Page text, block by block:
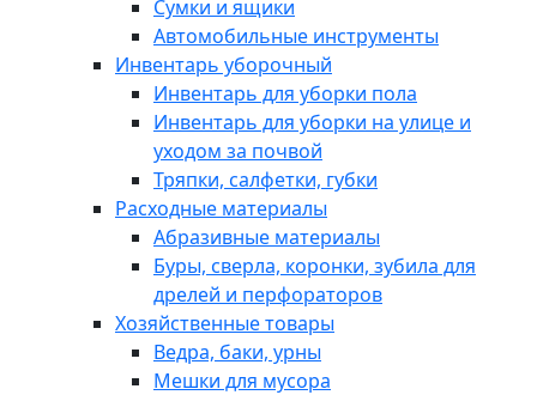
Сумки и ящики
Автомобильные инструменты
Инвентарь уборочный
Инвентарь для уборки пола
Инвентарь для уборки на улице и
уходом за почвой
Тряпки, салфетки, губки
Расходные материалы
Абразивные материалы
Буры, сверла, коронки, зубила для
дрелей и перфораторов
Хозяйственные товары
Ведра, баки, урны
Мешки для мусора